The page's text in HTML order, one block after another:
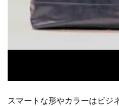
スマートな形やカラーはビジ